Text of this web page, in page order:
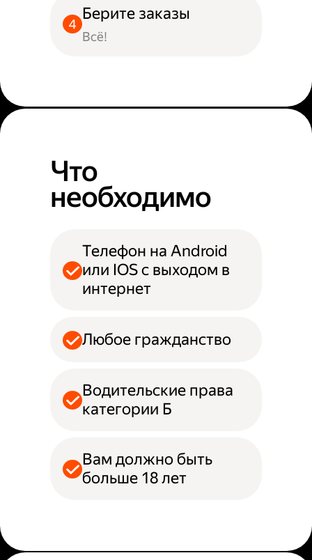
Берите заказы
Всё!
Что
необходимо
Телефон на Android
или IOS с выходом в
интернет
Любое гражданство
Водительские права
категории Б
Вам должно быть
больше 18 лет